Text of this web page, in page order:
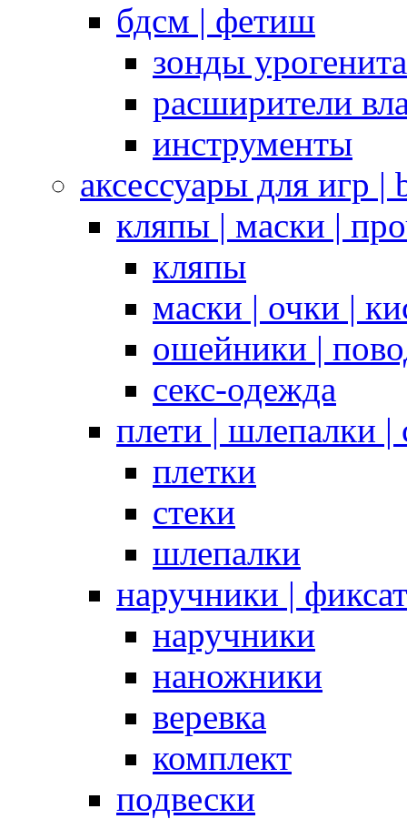
бдсм | фетиш
зонды
расширители
инструменты
аксессуары для игр |
кляпы | маски |
кляпы
маски | очки |
ошейники |
секс-одежда
плети | шлепалки |
плетки
стеки
шлепалки
наручники |
наручники
наножники
веревка
комплект
подвески